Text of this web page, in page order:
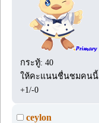
กระทู้: 40
ให้คะแนนชื่นชมคนนี้
+1/-0
ceylon